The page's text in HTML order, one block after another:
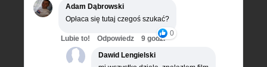
Adam Dąbrowski
Opłaca się tutaj czegoś szukać?
0
Lubie to! Odpowiedz
9 godz.
Dawid Lengielski